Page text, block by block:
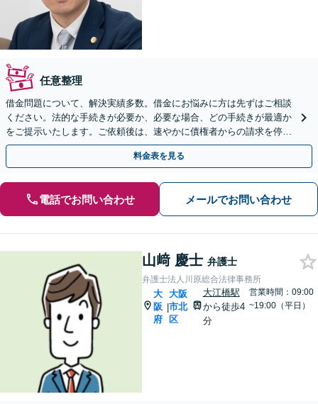
任意整理
借金問題について、解決実績多数。借金にお悩みに方は先ずはご相談
ください。法的な手続きが必要か、必要な場合、どの手続きが最適か
をご提示いたします。ご依頼後は、速やかに債権者からの請求を停止
させることが可能です。【土日・夜間対応可】
料金表を見る
電話でお問い合わせ メールでお問い合わせ
山﨑 慶士 弁護士
弁護士法人川原総合法律事務所
大
阪
府
|
大阪
市北
区
大江橋駅
から徒歩4
分
営業時間：09:00
~19:00（平日）